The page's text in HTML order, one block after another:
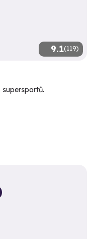
9.1(119)